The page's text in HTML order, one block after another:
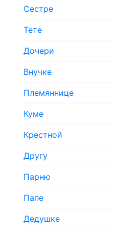
Сестре
Тете
Дочери
Внучке
Племяннице
Куме
Крестной
Другу
Парню
Папе
Дедушке